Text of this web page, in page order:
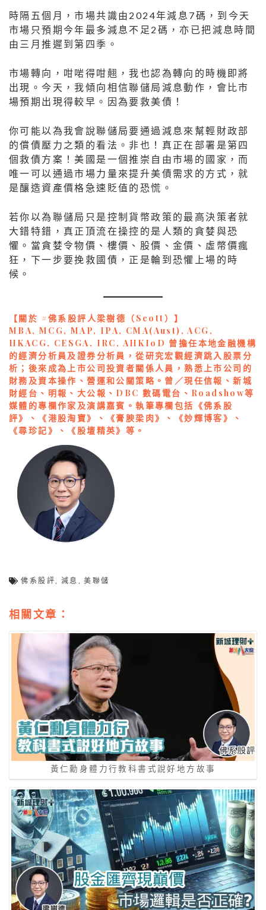
時隔五個月，市場共識由2024年減息7碼，到今天
市場只預期今年最多減息不足2碼，亦已把減息時間
由三月推遲到第四季。
市場轉向，咁啱得咁翹，我也認為轉向的時機即將
出現。今天，我傾向相信聯儲局減息動作，會比市
場預期出現得較早。因為要救美債！
你可能以為我會說聯儲局要通過減息來幫輕財政部
的償債壓力之類的看法。非也！真正在部署是第四
個救債方案！美國是一個推崇自由市場的國家，而
唯一可以通過市場力量來提升美債需求的方式，就
是釀造資產價格急速貶值的恐慌。
若你以為聯儲局只是控制貨幣政策的最高決策者就
大錯特錯，真正頂流在操控的是人類的貪婪與恐
懼。當貪婪令物價、樓價、股價、金價、虛幣價瘋
狂，下一步要挽救國債，正是輪到恐懼上場的時
候。
【關於 #佛系股評人梁樹德（Scott）】
MBA, MCG, MAP, IPA, CMA(Aust), ACG,
HKACG, CESGA, IRC, AHKIoD 曾擔任本地金融機構
的經濟分析員及證券分析員，從研究宏觀經濟跳入股票分
析；後來成為上市公司投資者關係人員，熟悉上市公司的
財務及資本操作、營運和公關策略。曾／現任信報、新城
財經台、明報、大公報、DBC 數碼電台、Roadshow等
媒體的專欄作家及演講嘉賓。執筆專欄包括《佛系股
評》、《港股淘寶》、《膏腴梁肉》、《妙輝博客》、
《尋珍記》、《股壇精英》等。
佛系股評 減息 ,美聯儲
相關文章：
黃仁勳身體力行教科書式說好地方故事